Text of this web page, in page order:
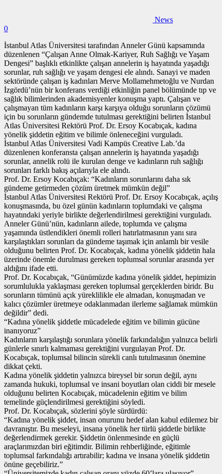
News
0
İstanbul Atlas Üniversitesi tarafından Anneler Günü kapsamında
düzenlenen “Çalışan Anne Olmak-Kariyer, Ruh Sağlığı ve Yaşam
Dengesi” başlıklı etkinlikte çalışan annelerin iş hayatında yaşadığı
sorunlar, ruh sağlığı ve yaşam dengesi ele alındı. Sanayi ve maden
sektöründe çalışan iş kadınları Merve Mollamehmetoğlu ve Nurdan
İzgördü’nün bir konferans verdiği etkinliğin panel bölümünde tıp ve
sağlık bilimlerinden akademisyenler konuşma yaptı. Çalışan ve
çalışmayan tüm kadınların karşı karşıya olduğu sorunların çözümü
için bu sorunların gündemde tutulması gerektiğini belirten İstanbul
Atlas Üniversitesi Rektörü Prof. Dr. Ersoy Kocabıçak, kadına
yönelik şiddetin eğitim ve bilimle önleneceğini vurguladı.
İstanbul Atlas Üniversitesi Vadi Kampüs Creative Lab.’da
düzenlenen konferansta çalışan annelerin iş hayatında yaşadığı
sorunlar, annelik rolü ile kurulan denge ve kadınların ruh sağlığı
sorunları farklı bakış açılarıyla ele alındı.
Prof. Dr. Ersoy Kocabıçak: “Kadınların sorunlarını daha sık
gündeme getirmeden çözüm üretmek mümkün değil”
İstanbul Atlas Üniversitesi Rektörü Prof. Dr. Ersoy Kocabıçak, açılış
konuşmasında, bu özel günün kadınların toplumdaki ve çalışma
hayatındaki yeriyle birlikte değerlendirilmesi gerektiğini vurguladı.
Anneler Günü’nün, kadınların ailede, toplumda ve çalışma
yaşamında üstlendikleri önemli rolleri hatırlatmasının yanı sıra
karşılaştıkları sorunları da gündeme taşımak için anlamlı bir vesile
olduğunu belirten Prof. Dr. Kocabıçak, kadına yönelik şiddetin hala
üzerinde önemle durulması gereken toplumsal sorunlar arasında yer
aldığını ifade etti.
Prof. Dr. Kocabıçak, “Günümüzde kadına yönelik şiddet, hepimizin
sorumlulukla yaklaşması gereken toplumsal gerçeklerden biridr. Bu
sorunların tümünü açık yüreklilikle ele almadan, konuşmadan ve
kalıcı çözümler üretmeye odaklanmadan ilerleme sağlamak mümkün
değildir” dedi.
“Kadına yönelik şiddetle mücadelede eğitim ve bilimin gücüne
inanıyoruz”
Kadınların karşılaştığı sorunlara yönelik farkındalığın yalnızca belirli
günlerle sınırlı kalmaması gerektiğini vurgulayan Prof. Dr.
Kocabıçak, toplumsal bilincin sürekli canlı tutulmasının önemine
dikkat çekti.
Kadına yönelik şiddetin yalnızca bireysel bir sorun değil, aynı
zamanda hukuki, toplumsal ve insani boyutları olan ciddi bir mesele
olduğunu belirten Kocabıçak, mücadelenin eğitim ve bilim
temelinde güçlendirilmesi gerektiğini söyledi.
Prof. Dr. Kocabıçak, sözlerini şöyle sürdürdü:
“Kadına yönelik şiddet, insan onurunu hedef alan kabul edilemez bir
davranıştır. Bu meseleyi, insana yönelik her türlü şiddetle birlikte
değerlendirmek gerekir. Şiddetin önlenmesinde en güçlü
araçlarımızdan biri eğitimdir. Bilimin rehberliğinde, eğitimle
toplumsal farkındalığı artırabilir; kadına ve insana yönelik şiddetin
önüne geçebiliriz.”